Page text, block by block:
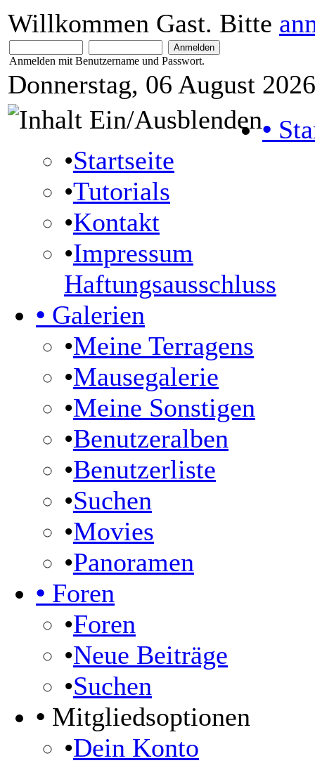
Willkommen Gast. Bitte
Anmelden mit Benutzername und Passwort.
Donnerstag, 06 August
•
•Startseite
•Tutorials
•Kontakt
•Impressum
Haftungsausschluss
• Galerien
•Meine Terragens
•Mausegalerie
•Meine Sonstigen
•Benutzeralben
•Benutzerliste
•Suchen
•Movies
•Panoramen
• Foren
•Foren
•Neue Beiträge
•Suchen
• Mitgliedsoptionen
•Dein Konto